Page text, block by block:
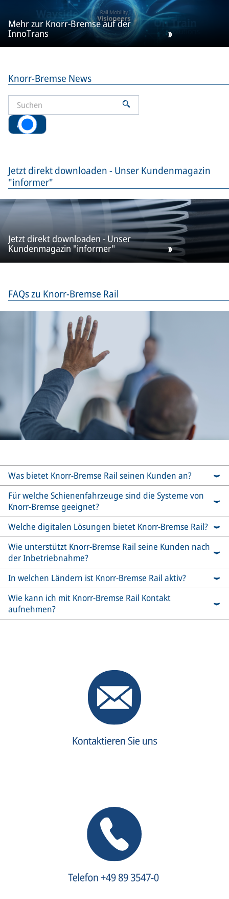
Mehr zur Knorr-Bremse auf der
InnoTrans
Knorr-Bremse News
Alle
Jetzt direkt downloaden - Unser Kundenmagazin
"informer"
Jetzt direkt downloaden - Unser
Kundenmagazin "informer"
FAQs zu Knorr-Bremse Rail
Was bietet Knorr-Bremse Rail seinen Kunden an?
Für welche Schienenfahrzeuge sind die Systeme von
Knorr-Bremse geeignet?
Welche digitalen Lösungen bietet Knorr-Bremse Rail?
Wie unterstützt Knorr-Bremse Rail seine Kunden nach
der Inbetriebnahme?
In welchen Ländern ist Knorr-Bremse Rail aktiv?
Wie kann ich mit Knorr-Bremse Rail Kontakt
aufnehmen?